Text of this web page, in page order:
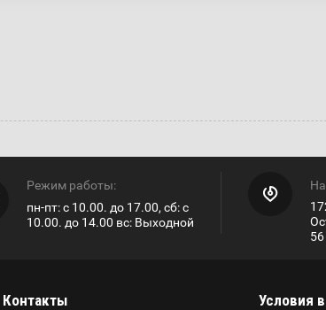
Режим работы:
пн-пт: с 10.00. до 17.00, сб: с
10.00. до 14.00 вс: Выходной
Контакты Условия